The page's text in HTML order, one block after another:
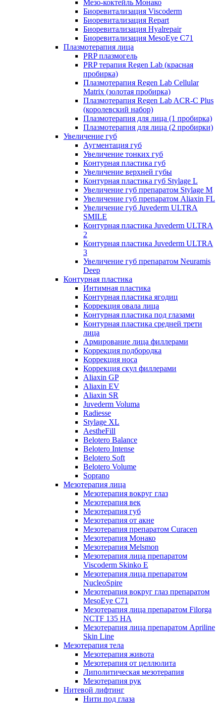
Мезо-коктейль Монако
Биоревитализация Viscoderm
Биоревитализация Repart
Биоревитализация Hyalrepair
Биоревитализация MesoEye C71
Плазмотерапия лица
PRP плазмогель
PRP терапия Regen Lab (красная
пробирка)
Плазмотерапия Regen Lab Cellular
Matrix (золотая пробирка)
Плазмотерапия Regen Lab ACR-C Plus
(королевский набор)
Плазмотерапия для лица (1 пробирка)
Плазмотерапия для лица (2 пробирки)
Увеличение губ
Аугментация губ
Увеличение тонких губ
Контурная пластика губ
Увеличение верхней губы
Контурная пластика губ Stylage L
Увеличение губ препаратом Stylage M
Увеличение губ препаратом Aliaxin FL
Увеличение губ Juvederm ULTRA
SMILE
Контурная пластика Juvederm ULTRA
2
Контурная пластика Juvederm ULTRA
3
Увеличение губ препаратом Neuramis
Deep
Контурная пластика
Интимная пластика
Контурная пластика ягодиц
Коррекция овала лица
Контурная пластика под глазами
Контурная пластика средней трети
лица
Армирование лица филлерами
Коррекция подбородка
Коррекция носа
Коррекция скул филлерами
Aliaxin GP
Aliaxin EV
Aliaxin SR
Juvederm Voluma
Radiesse
Stylage XL
AestheFill
Belotero Balance
Belotero Intense
Belotero Soft
Belotero Volume
Soprano
Мезотерапия лица
Мезотерапия вокруг глаз
Мезотерапия век
Мезотерапия губ
Мезотерапия от акне
Мезотерапия препаратом Curacen
Мезотерапия Монако
Мезотерапия Melsmon
Мезотерапия лица препаратом
Viscoderm Skinko E
Мезотерапия лица препаратом
NucleoSpire
Мезотерапия вокруг глаз препаратом
MesoEye С71
Мезотерапия лица препаратом Filorga
NCTF 135 HA
Мезотерапия лица препаратом Apriline
Skin Line
Мезотерапия тела
Мезотерапия живота
Мезотерапия от целлюлита
Липолитическая мезотерапия
Мезотерапия рук
Нитевой лифтинг
Нити под глаза